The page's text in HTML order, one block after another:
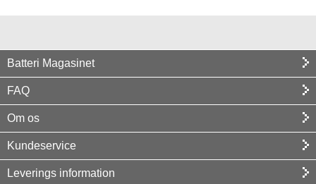
Batteri Magasinet
FAQ
Om os
Kundeservice
Leverings information